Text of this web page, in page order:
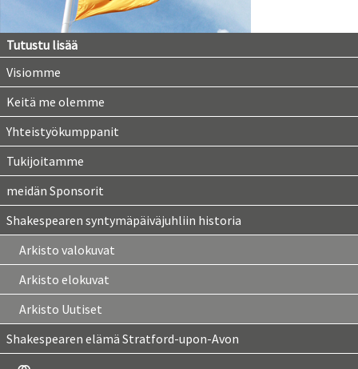
Tutustu lisää
Visiomme
Keitä me olemme
Yhteistyökumppanit
Tukijoitamme
meidän Sponsorit
Shakespearen syntymäpäiväjuhliin historia
Arkisto valokuvat
Arkisto elokuvat
Arkisto Uutiset
Shakespearen elämä Stratford-upon-Avon